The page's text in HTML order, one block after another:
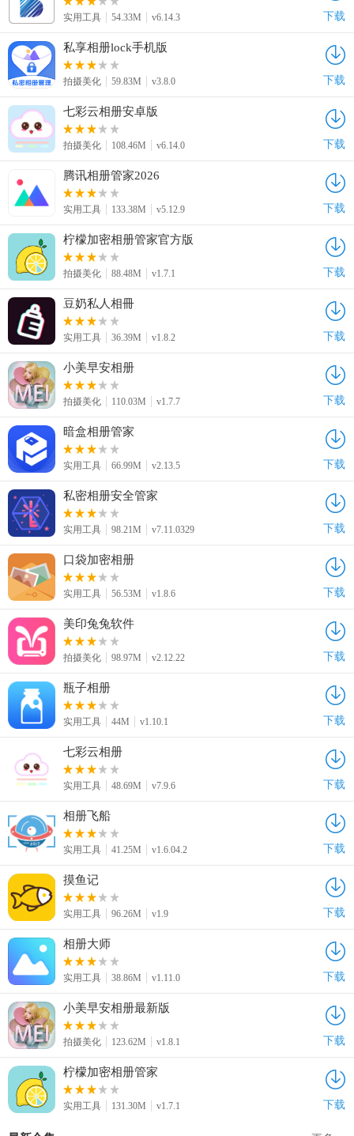
实用工具 54.33M v6.14.3 下载
私享相册lock手机版
拍摄美化 59.83M v3.8.0 下载
七彩云相册安卓版
拍摄美化 108.46M v6.14.0 下载
腾讯相册管家2026
实用工具 133.38M v5.12.9 下载
柠檬加密相册管家官方版
拍摄美化 88.48M v1.7.1 下载
豆奶私人相冊
实用工具 36.39M v1.8.2 下载
小美早安相册
拍摄美化 110.03M v1.7.7 下载
暗盒相册管家
实用工具 66.99M v2.13.5 下载
私密相册安全管家
实用工具 98.21M v7.11.0329 下载
口袋加密相册
实用工具 56.53M v1.8.6 下载
美印兔兔软件
拍摄美化 98.97M v2.12.22 下载
瓶子相册
实用工具 44M v1.10.1 下载
七彩云相册
实用工具 48.69M v7.9.6 下载
相册飞船
实用工具 41.25M v1.6.04.2 下载
摸鱼记
实用工具 96.26M v1.9 下载
相册大师
实用工具 38.86M v1.11.0 下载
小美早安相册最新版
拍摄美化 123.62M v1.8.1 下载
柠檬加密相册管家
实用工具 131.30M v1.7.1 下载